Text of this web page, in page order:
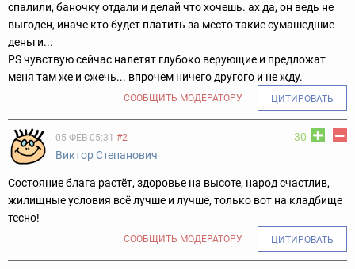
спалили, баночку отдали и делай что хочешь. ах да, он ведь не
выгоден, иначе кто будет платить за место такие сумашедшие
деньги...
PS чувствую сейчас налетят глубоко верующие и предложат
меня там же и сжечь... впрочем ничего другого и не жду.
СООБЩИТЬ МОДЕРАТОРУ ЦИТИРОВАТЬ
30
05 ФЕВ 05:31 #2
Виктор Степанович
Состояние блага растёт, здоровье на высоте, народ счастлив,
жилищные условия всё лучше и лучше, только вот на кладбище
тесно!
СООБЩИТЬ МОДЕРАТОРУ ЦИТИРОВАТЬ